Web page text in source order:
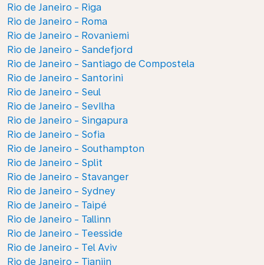
Rio de Janeiro - Riga
Rio de Janeiro - Roma
Rio de Janeiro - Rovaniemi
Rio de Janeiro - Sandefjord
Rio de Janeiro - Santiago de Compostela
Rio de Janeiro - Santorini
Rio de Janeiro - Seul
Rio de Janeiro - SevIlha
Rio de Janeiro - Singapura
Rio de Janeiro - Sofia
Rio de Janeiro - Southampton
Rio de Janeiro - Split
Rio de Janeiro - Stavanger
Rio de Janeiro - Sydney
Rio de Janeiro - Taipé
Rio de Janeiro - Tallinn
Rio de Janeiro - Teesside
Rio de Janeiro - Tel Aviv
Rio de Janeiro - Tianjin